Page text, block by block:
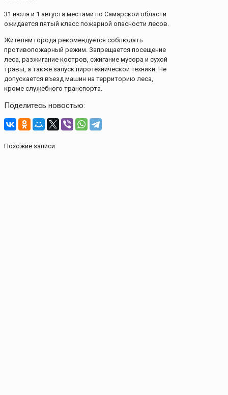
31 июля и 1 августа местами по Самарской области
ожидается пятый класс пожарной опасности лесов.
Жителям города рекомендуется соблюдать
противопожарный режим. Запрещается посещение
леса, разжигание костров, сжигание мусора и сухой
травы, а также запуск пиротехнической техники. Не
допускается въезд машин на территорию леса,
кроме служебного транспорта.
Поделитесь новостью:
Похожие записи